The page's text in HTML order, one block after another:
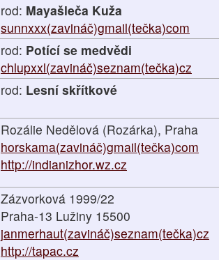
rod: Mayašleča Kuža
sunnxxx(zavináč)gmail(tečka)com
rod: Potící se medvědi
chlupxxl(zavináč)seznam(tečka)cz
rod: Lesní skřítkové
Rozálie Nedělová (Rozárka), Praha
horskama(zavináč)gmail(tečka)com
http://indianizhor.wz.cz
Zázvorková 1999/22
Praha-13 Lužiny 15500
janmerhaut(zavináč)seznam(tečka)cz
http://tapac.cz